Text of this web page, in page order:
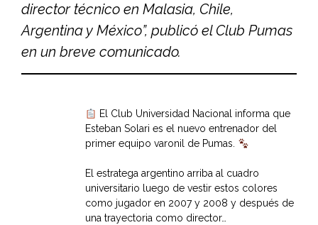
director técnico en Malasia, Chile,
Argentina y México”, publicó el Club Pumas
en un breve comunicado.
El Club Universidad Nacional informa que
Esteban Solari es el nuevo entrenador del
primer equipo varonil de Pumas.
El estratega argentino arriba al cuadro
universitario luego de vestir estos colores
como jugador en 2007 y 2008 y después de
una trayectoria como director…